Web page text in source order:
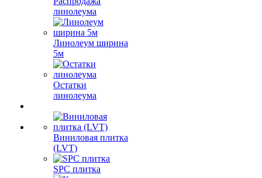
линолеума
Линолеум ширина
5м
Остатки
линолеума
Виниловая плитка
(LVT)
SPC плитка